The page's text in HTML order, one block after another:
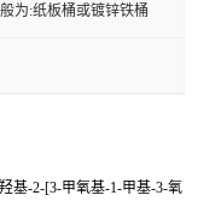
为:纸板桶或镀锌铁桶
基-2-[3-甲氧基-1-甲基-3-氧